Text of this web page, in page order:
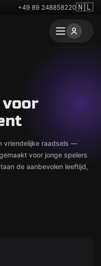
+49 89 248858220🇳🇱
voor
vriendelijke raadsels —
voor jonge spelers
de aanbevolen leeftijd,